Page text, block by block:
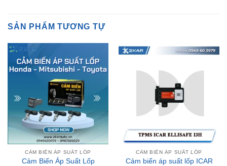
CẢM BIẾN ÁP SUẤT LỐP
Cảm Biến Áp Suất Lốp
Theo Xe Honda – Mitsubishi
– Toyota
₫4,000,000
Cảm biến áp suất lốp ICAR
I3H Cho Xe Hyundai Creta
₫1,800,000